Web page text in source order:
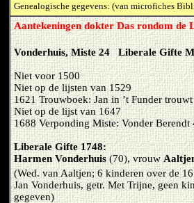
Genealogische gegevens: (van microfiches
Aantekeningen dokter Das rondom de
Vonderhuis, Miste 24 Liberale Gifte
Niet voor 1500
Niet op de lijsten van 1529
1621 Trouwboek: Jan in ’t Funder
Niet op de lijst van 1647
1688 Verponding Miste: Vonder Berendt
Liberale Gifte 1748:
Harmen Vonderhuis (70), vrouw
(Wed. van Aaltjen; 6 kinderen over de
Jan Vonderhuis, getr. Met Trijne, geen
gegeven)